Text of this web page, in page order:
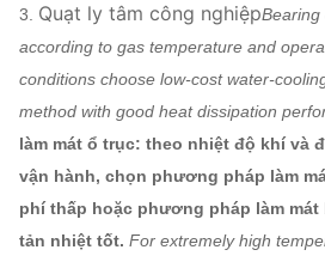
tùy chọn
Các thành
truyền động điện, Bộ
Khớp nối chất lỏng, Vỏ
nhiệt độ, Cảm biến
tần, Động cơ điện đặc
thống, Hệ thống bôi
3. Quạt ly tâm công nghiệpBearing
according to gas temperature and
conditions choose low-cost water-
method with good heat dissipation
làm mát ổ trục: theo nhiệt độ khí và
vận hành, chọn phương pháp làm
phí thấp hoặc phương pháp làm
tản nhiệt tốt. For extremely high